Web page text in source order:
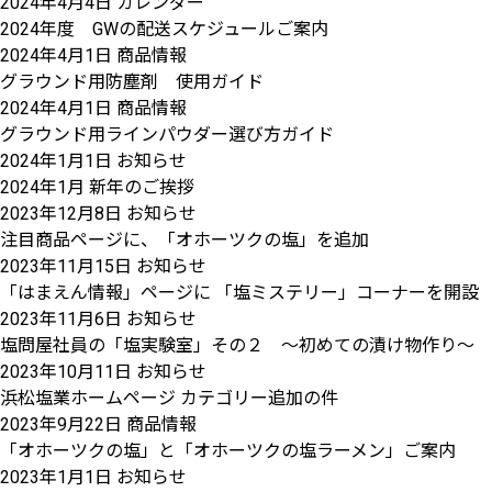
2024年度 GWの配送スケジュールご案内
2024年4月1日 商品情報
グラウンド用防塵剤 使用ガイド
2024年4月1日 商品情報
グラウンド用ラインパウダー選び方ガイド
2024年1月1日 お知らせ
2024年1月 新年のご挨拶
2023年12月8日 お知らせ
注目商品ページに、「オホーツクの塩」を追加
2023年11月15日 お知らせ
「はまえん情報」ページに 「塩ミステリー」コーナーを開設
2023年11月6日 お知らせ
塩問屋社員の「塩実験室」その２ ～初めての漬け物作り～
2023年10月11日 お知らせ
浜松塩業ホームページ カテゴリー追加の件
2023年9月22日 商品情報
「オホーツクの塩」と「オホーツクの塩ラーメン」ご案内
2023年1月1日 お知らせ